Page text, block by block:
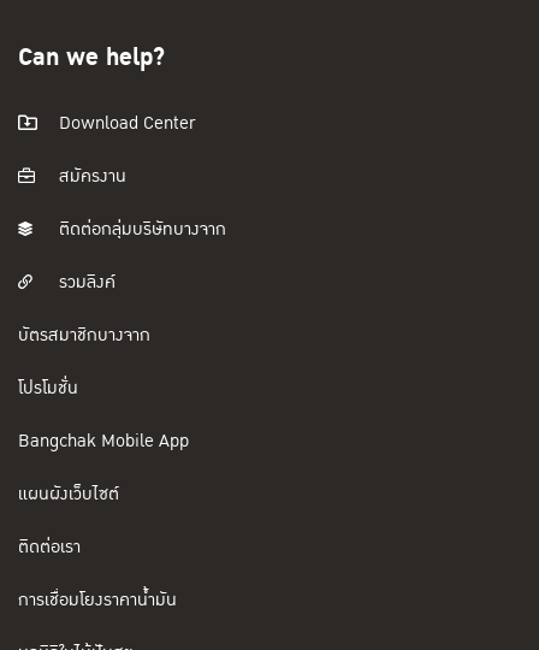
Can we help?
Download Center
สมัครงาน
ติดต่อกลุ่มบริษัทบางจาก
รวมลิงค์
บัตรสมาชิกบางจาก
โปรโมชั่น
Bangchak Mobile App
แผนผังเว็บไซต์
ติดต่อเรา
การเชื่อมโยงราคาน้ำมัน